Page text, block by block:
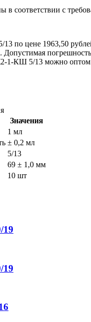
в соответствии с
по цене 1963,50
1-КШ 5/13 можно оптом
Значения
1 мл
± 0,2 мл
5/13
69 ± 1,0 мм
10 шт